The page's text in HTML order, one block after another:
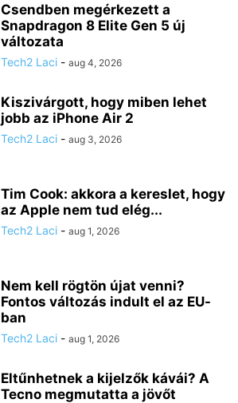
Csendben megérkezett a
Snapdragon 8 Elite Gen 5 új
változata
Tech2 Laci - aug 4, 2026
Kiszivárgott, hogy miben lehet
jobb az iPhone Air 2
Tech2 Laci - aug 3, 2026
Tim Cook: akkora a kereslet, hogy
az Apple nem tud elég...
Tech2 Laci - aug 1, 2026
Nem kell rögtön újat venni?
Fontos változás indult el az EU-
ban
Tech2 Laci - aug 1, 2026
Eltűnhetnek a kijelzők kávái? A
Tecno megmutatta a jövőt